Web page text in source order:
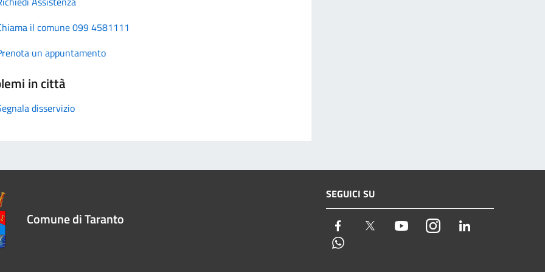
il comune 099 4581111
un appuntamento
in città
disservizio
Comune di Taranto
SEGUICI SU
Facebook Twitter YoutubeInstagram